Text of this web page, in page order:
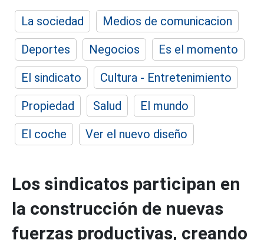
La sociedad
Medios de comunicacion
Deportes
Negocios
Es el momento
El sindicato
Cultura - Entretenimiento
Propiedad
Salud
El mundo
El coche
Ver el nuevo diseño
Los sindicatos participan en
la construcción de nuevas
fuerzas productivas, creando